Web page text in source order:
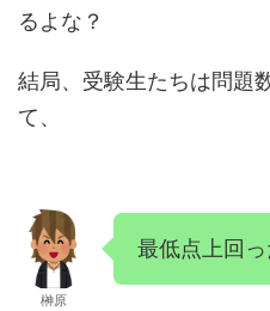
るよな？
結局、受験生たちは問題
て、
榊原
最低点上回